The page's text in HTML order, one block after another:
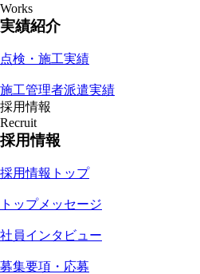
Works
実績紹介
点検・施工実績
施工管理者派遣実績
採用情報
Recruit
採用情報
採用情報トップ
トップメッセージ
社員インタビュー
募集要項・応募